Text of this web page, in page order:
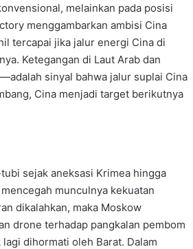
melainkan pada posisi
menggambarkan ambisi Cina
tercapai jika jalur energi Cina di
Ketegangan di Laut Arab dan
sinyal bahwa jalur suplai Cina
Cina menjadi target berikutnya
sejak aneksasi Krimea hingga
munculnya kekuatan
dikalahkan, maka Moskow
drone terhadap pangkalan pembom
dihormati oleh Barat. Dalam